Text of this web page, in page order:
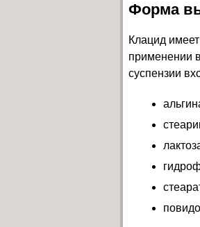
Форма
Клацид
применении
суспензии